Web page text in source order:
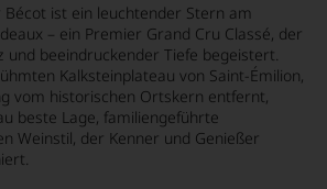
Bécot ist ein leuchtender Stern am
– ein Premier Grand Cru Classé, der
und beeindruckender Tiefe begeistert.
Kalksteinplateau von Saint-Émilion,
vom historischen Ortskern entfernt,
beste Lage, familiengeführte
Weinstil, der Kenner und Genießer